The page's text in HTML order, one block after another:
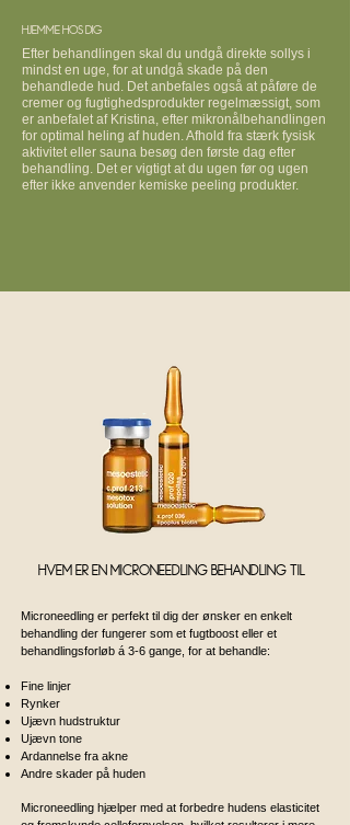
Hjemme hos dig
Efter behandlingen skal du undgå direkte sollys i
mindst en uge, for at undgå skade på den
behandlede hud. Det anbefales også at påføre de
cremer og fugtighedsprodukter regelmæssigt, som
er anbefalet af Kristina, efter mikronålbehandlingen
for optimal heling af huden. Afhold fra stærk fysisk
aktivitet eller sauna besøg den første dag efter
behandling. Det er vigtigt at du ugen før og ugen
efter ikke anvender kemiske peeling produkter.
Hvem er en microneedling behandling til?
Microneedling er perfekt til dig der ønsker en enkelt
behandling der fungerer som et fugtboost eller et
behandlingsforløb á 3-6 gange, for at behandle:
Fine linjer
Rynker
Ujævn hudstruktur
Ujævn tone
Ardannelse fra akne
Andre skader på huden
Microneedling hjælper med at forbedre hudens elasticitet